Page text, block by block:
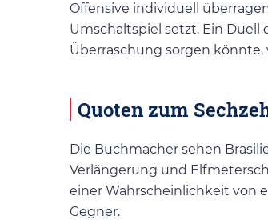
Offensive individuell
Umschaltspiel setzt. Ein Duell
Überraschung sorgen
Quoten zum
Die Buchmacher sehen
Verlängerung und
einer Wahrscheinlichkeit von
Gegner.